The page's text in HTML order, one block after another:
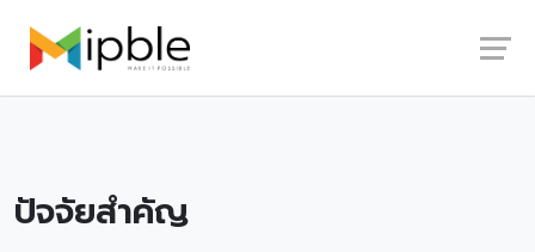
content
ปัจจัยสำคัญ